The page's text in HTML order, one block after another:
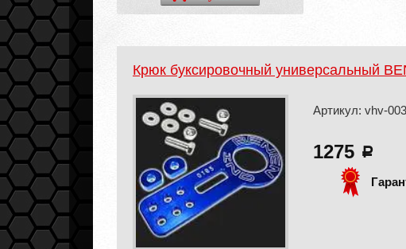
Крюк буксировочный универсальный
Артикул: vhv-
1275 a